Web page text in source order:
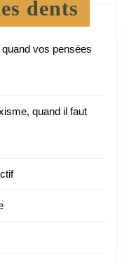
dents
vos pensées
quand il faut